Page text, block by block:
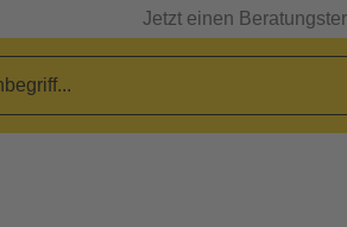
Jetzt einen